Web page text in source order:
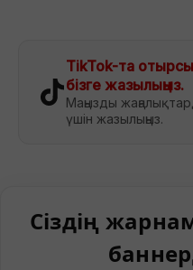
TikTok-та
бізге жазылыңыз.
Маңызды
үшін жазылыңыз.
Сіздің